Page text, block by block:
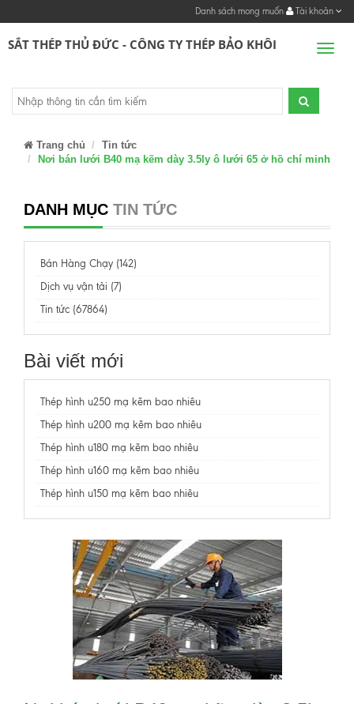
Danh sách mong muốn Tài khoản
SẮT THÉP THỦ ĐỨC - CÔNG TY THÉP BẢO KHÔI
Trang chủ
Tin tức
Nơi bán lưới B40 mạ kẽm dày 3.5ly ô lưới 65 ở hồ chí minh
DANH MỤC TIN TỨC
Bán Hàng Chạy (142)
Dịch vụ vận tải (7)
Tin tức (67864)
Bài viết mới
Thép hình u250 mạ kẽm bao nhiêu
Thép hình u200 mạ kẽm bao nhiêu
Thép hình u180 mạ kẽm bao nhiêu
Thép hình u160 mạ kẽm bao nhiêu
Thép hình u150 mạ kẽm bao nhiêu